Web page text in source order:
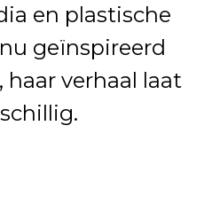
en plastische
geïnspireerd
verhaal laat